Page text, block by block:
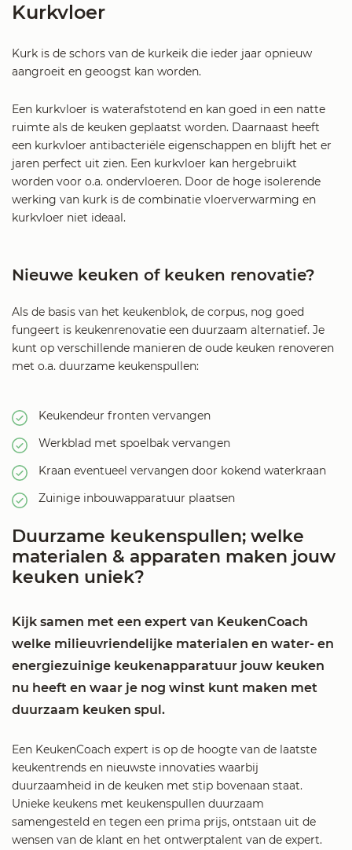
Kurkvloer
Kurk is de schors van de kurkeik die ieder jaar opnieuw
aangroeit en geoogst kan worden.
Een kurkvloer is waterafstotend en kan goed in een natte
ruimte als de keuken geplaatst worden. Daarnaast heeft
een kurkvloer antibacteriële eigenschappen en blijft het er
jaren perfect uit zien. Een kurkvloer kan hergebruikt
worden voor o.a. ondervloeren. Door de hoge isolerende
werking van kurk is de combinatie vloerverwarming en
kurkvloer niet ideaal.
Nieuwe keuken of keuken renovatie?
Als de basis van het keukenblok, de corpus, nog goed
fungeert is keukenrenovatie een duurzaam alternatief. Je
kunt op verschillende manieren de oude keuken renoveren
met o.a. duurzame keukenspullen:
Keukendeur fronten vervangen
Werkblad met spoelbak vervangen
Kraan eventueel vervangen door kokend waterkraan
Zuinige inbouwapparatuur plaatsen
Duurzame keukenspullen; welke
materialen & apparaten maken jouw
keuken uniek?
Kijk samen met een expert van KeukenCoach
welke milieuvriendelijke materialen en water- en
energiezuinige keukenapparatuur jouw keuken
nu heeft en waar je nog winst kunt maken met
duurzaam keuken spul.
Een KeukenCoach expert is op de hoogte van de laatste
keukentrends en nieuwste innovaties waarbij
duurzaamheid in de keuken met stip bovenaan staat.
Unieke keukens met keukenspullen duurzaam
samengesteld en tegen een prima prijs, ontstaan uit de
wensen van de klant en het ontwerptalent van de expert.